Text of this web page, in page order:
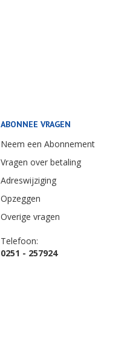
ABONNEE VRAGEN
Neem een Abonnement
Vragen over betaling
Adreswijziging
Opzeggen
Overige vragen
Telefoon:
0251 - 257924